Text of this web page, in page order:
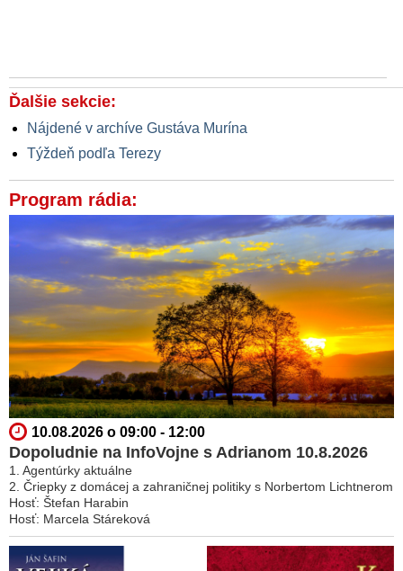
Ďalšie sekcie:
Nájdené v archíve Gustáva Murína
Týždeň podľa Terezy
Program rádia:
10.08.2026 o 09:00 - 12:00
Dopoludnie na InfoVojne s Adrianom 10.8.2026
1. Agentúrky aktuálne
2. Čriepky z domácej a zahraničnej politiky s Norbertom Lichtnerom
Hosť: Štefan Harabin
Hosť: Marcela Stáreková